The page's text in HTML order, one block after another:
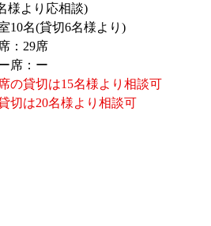
様より応相談)
10名(貸切6名様より)
：29席
席：ー
の貸切は15名様より相談可
切は20名様より相談可